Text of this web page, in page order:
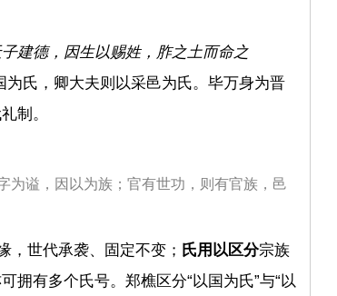
子建德，因生以赐姓，胙之土而命之
氏，卿大夫则以采邑为氏。毕万身为晋
制。
为谥，因以为族；官有世功，则有官族，邑
，世代承袭、固定不变； 氏用以区分宗族
拥有多个氏号。郑樵区分“以国为氏”与“以